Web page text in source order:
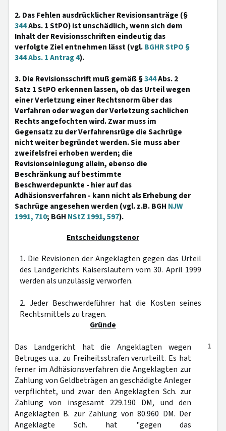
2. Das Fehlen ausdrücklicher Revisionsanträge (§
344Abs. 1 StPO) ist unschädlich, wenn sich dem
Inhalt der Revisionsschriften eindeutig das
verfolgte Ziel entnehmen lässt (vgl.BGHR StPO §
344 Abs. 1 Antrag 4).
3. Die Revisionsschrift muß gemäß §344Abs. 2
Satz 1 StPO erkennen lassen, ob das Urteil wegen
einer Verletzung einer Rechtsnorm über das
Verfahren oder wegen der Verletzung sachlichen
Rechts angefochten wird. Zwar muss im
Gegensatz zu der Verfahrensrüge die Sachrüge
nicht weiter begründet werden. Sie muss aber
zweifelsfrei erhoben werden; die
Revisionseinlegung allein, ebenso die
Beschränkung auf bestimmte
Beschwerdepunkte - hier auf das
Adhäsionsverfahren - kann nicht als Erhebung der
Sachrüge angesehen werden (vgl. z.B. BGH NJW
1991, 710; BGH NStZ 1991, 597).
Entscheidungstenor
1. Die Revisionen der Angeklagten gegen das Urteil
des Landgerichts Kaiserslautern vom 30. April 1999
werden als unzulässig verworfen.
2. Jeder Beschwerdeführer hat die Kosten seines
Rechtsmittels zu tragen.
Gründe
1
Das Landgericht hat die Angeklagten wegen
Betruges u.a. zu Freiheitsstrafen verurteilt. Es hat
ferner im Adhäsionsverfahren die Angeklagten zur
Zahlung von Geldbeträgen an geschädigte Anleger
verpflichtet, und zwar den Angeklagten Sch. zur
Zahlung von insgesamt 229.190 DM, und den
Angeklagten B. zur Zahlung von 80.960 DM. Der
Angeklagte Sch. hat "gegen das